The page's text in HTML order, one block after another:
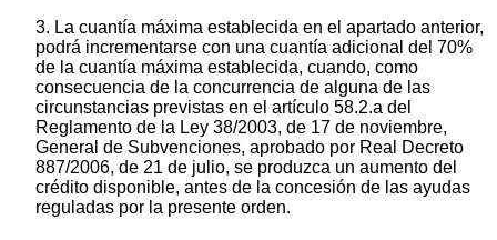
3. La cuantía máxima establecida en el apartado anterior,
podrá incrementarse con una cuantía adicional del 70%
de la cuantía máxima establecida, cuando, como
consecuencia de la concurrencia de alguna de las
circunstancias previstas en el artículo 58.2.a del
Reglamento de la Ley 38/2003, de 17 de noviembre,
General de Subvenciones, aprobado por Real Decreto
887/2006, de 21 de julio, se produzca un aumento del
crédito disponible, antes de la concesión de las ayudas
reguladas por la presente orden.